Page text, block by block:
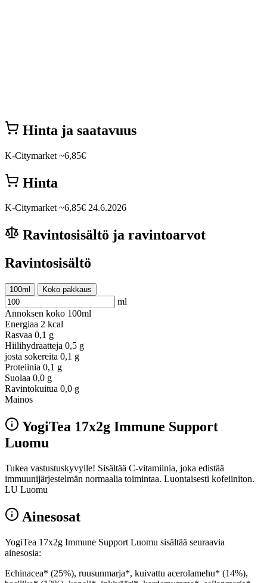
Hinta ja saatavuus
K-Citymarket ~6,85€
Hinta
K-Citymarket ~6,85€ 24.6.2026
Ravintosisältö ja ravintoarvot
Ravintosisältö
100ml Koko pakkaus
ml
Annoksen koko 100ml
Energiaa 2 kcal
Rasvaa 0,1 g
Hiilihydraatteja 0,5 g
josta sokereita 0,1 g
Proteiinia 0,1 g
Suolaa 0,0 g
Ravintokuitua 0,0 g
Mainos
YogiTea 17x2g Immune Support
Luomu
Tukea vastustuskyvylle! Sisältää C-vitamiinia, joka edistää
immuunijärjestelmän normaalia toimintaa. Luontaisesti kofeiiniton.
LU Luomu
Ainesosat
YogiTea 17x2g Immune Support Luomu sisältää seuraavia
ainesosia:
Echinacea* (25%), ruusunmarja*, kuivattu acerolamehu* (14%),